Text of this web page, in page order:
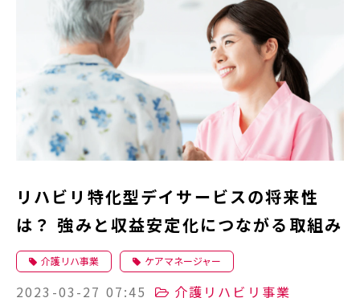
リハビリ特化型デイサービスの将来性
は？ 強みと収益安定化につながる取組み
介護リハ事業 ケアマネージャー
2023-03-27 07:45 介護リハビリ事業